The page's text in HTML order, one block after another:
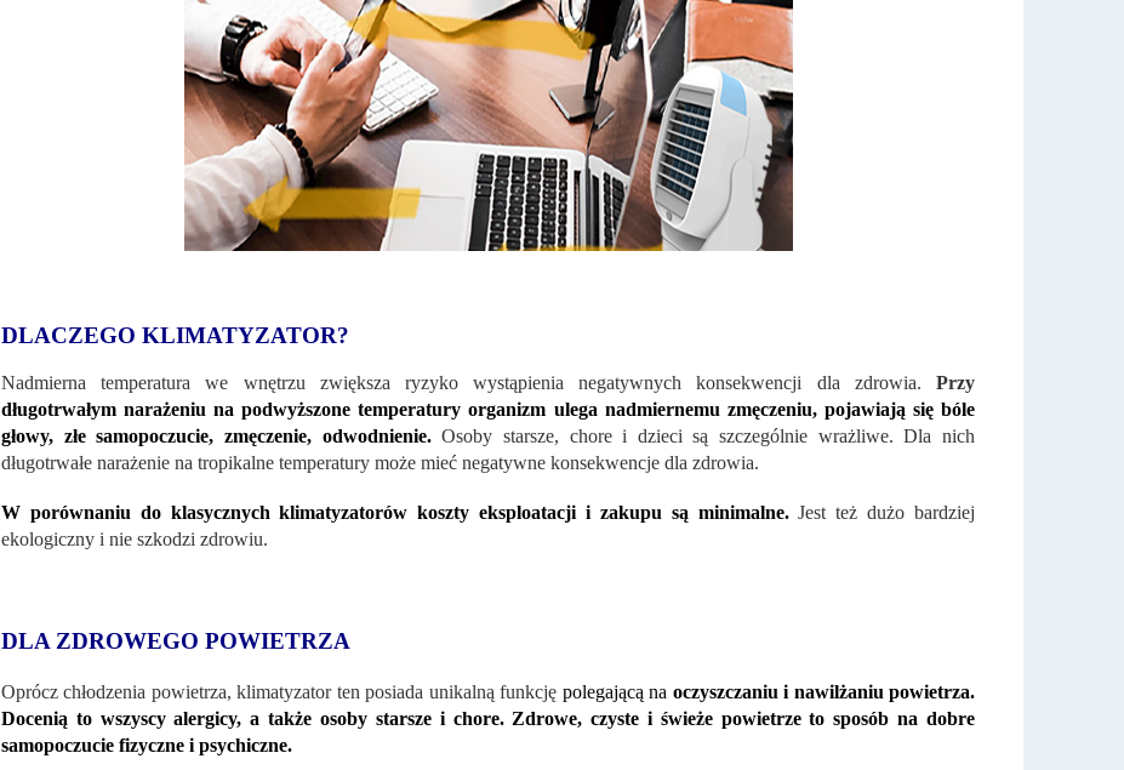
DLACZEGO KLIMATYZATOR?
Nadmierna temperatura we wnętrzu zwiększa ryzyko wystąpienia negatywnych konsekwencji dla zdrowia. Przy
długotrwałym narażeniu na podwyższone temperatury organizm ulega nadmiernemu zmęczeniu, pojawiają się bóle
głowy, złe samopoczucie, zmęczenie, odwodnienie. Osoby starsze, chore i dzieci są szczególnie wrażliwe. Dla nich
długotrwałe narażenie na tropikalne temperatury może mieć negatywne konsekwencje dla zdrowia.
W porównaniu do klasycznych klimatyzatorów koszty eksploatacji i zakupu są minimalne.Jest też dużo bardziej
ekologiczny i nie szkodzi zdrowiu.
DLA ZDROWEGO POWIETRZA
Oprócz chłodzenia powietrza, klimatyzator ten posiada unikalną funkcję polegającą na oczyszczaniu i nawilżaniu powietrza.
Docenią to wszyscy alergicy, a także osoby starsze i chore. Zdrowe, czyste i świeże powietrze to sposób na dobre
samopoczucie fizyczne i psychiczne.